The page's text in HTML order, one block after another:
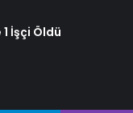
İşçi Öldü